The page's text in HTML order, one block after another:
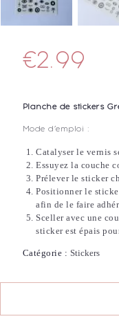
€2.99
Planche de stickers
Mode d’emploi :
Catalyser le vernis
Essuyez la couche
Prélever le sticker
Positionner le
afin de le faire
Sceller avec une
sticker est épais
Catégorie : Stickers
Stickers